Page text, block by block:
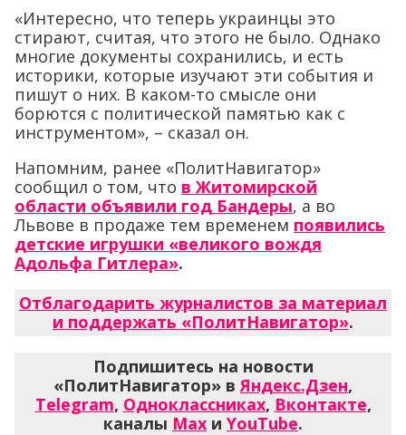
«Интересно, что теперь украинцы это
стирают, считая, что этого не было. Однако
многие документы сохранились, и есть
историки, которые изучают эти события и
пишут о них. В каком-то смысле они
борются с политической памятью как с
инструментом», – сказал он.
Напомним, ранее «ПолитНавигатор»
сообщил о том, что в Житомирской
области объявили год Бандеры, а во
Львове в продаже тем временем появились
детские игрушки «великого вождя
Адольфа Гитлера».
Отблагодарить журналистов за материал
и поддержать «ПолитНавигатор».
Подпишитесь на новости
«ПолитНавигатор» вЯндекс.Дзен,
Telegram, Одноклассниках, Вконтакте,
каналы Max и YouTube.